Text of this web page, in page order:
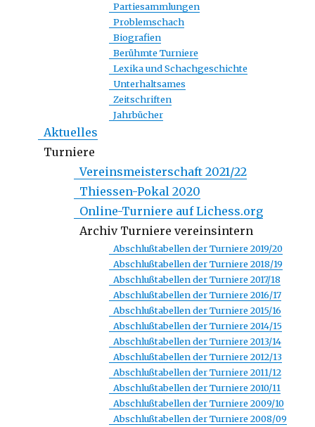
Partiesammlungen
Problemschach
Biografien
Berühmte Turniere
Lexika und Schachgeschichte
Unterhaltsames
Zeitschriften
Jahrbücher
Aktuelles
Turniere
Vereinsmeisterschaft 2021/22
Thiessen-Pokal 2020
Online-Turniere auf Lichess.org
Archiv Turniere vereinsintern
Abschlußtabellen der Turniere 2019/20
Abschlußtabellen der Turniere 2018/19
Abschlußtabellen der Turniere 2017/18
Abschlußtabellen der Turniere 2016/17
Abschlußtabellen der Turniere 2015/16
Abschlußtabellen der Turniere 2014/15
Abschlußtabellen der Turniere 2013/14
Abschlußtabellen der Turniere 2012/13
Abschlußtabellen der Turniere 2011/12
Abschlußtabellen der Turniere 2010/11
Abschlußtabellen der Turniere 2009/10
Abschlußtabellen der Turniere 2008/09